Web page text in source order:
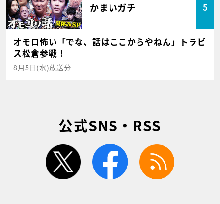
かまいガチ 5
オモロ怖い「でな、話はここからやねん」トラビ
ス松倉参戦！
8月5日(水)放送分
公式SNS・RSS
twitter facebook